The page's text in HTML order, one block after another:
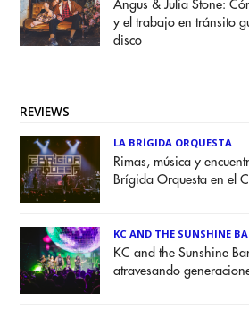
Angus & Julia Stone:
y el trabajo en tránsito
disco
REVIEWS
LA BRÍGIDA ORQUESTA
Rimas, música y
Brígida Orquesta en el
KC AND THE SUNSHINE
KC and the Sunshine
atravesando